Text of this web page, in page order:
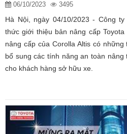
06/10/2023 3495
Hà Nội, ngày 04/10/2023 - Công
thức giới thiệu bản nâng cấp
nâng cấp của Corolla Altis có
bổ sung các tính năng an toàn
cho khách hàng sở hữu xe.